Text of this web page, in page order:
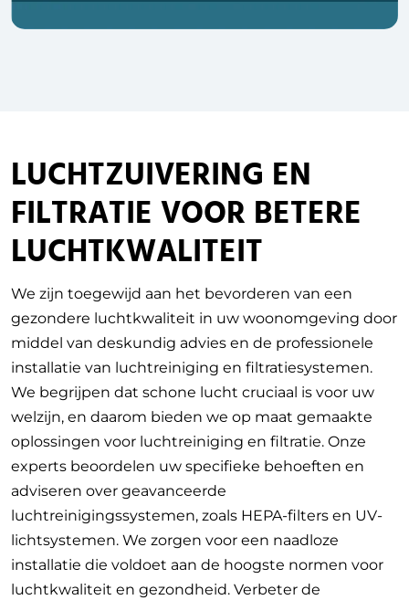
LUCHTZUIVERING EN
FILTRATIE VOOR BETERE
LUCHTKWALITEIT
We zijn toegewijd aan het bevorderen van een
gezondere luchtkwaliteit in uw woonomgeving door
middel van deskundig advies en de professionele
installatie van luchtreiniging en filtratiesystemen.
We begrijpen dat schone lucht cruciaal is voor uw
welzijn, en daarom bieden we op maat gemaakte
oplossingen voor luchtreiniging en filtratie. Onze
experts beoordelen uw specifieke behoeften en
adviseren over geavanceerde
luchtreinigingssystemen, zoals HEPA-filters en UV-
lichtsystemen. We zorgen voor een naadloze
installatie die voldoet aan de hoogste normen voor
luchtkwaliteit en gezondheid. Verbeter de